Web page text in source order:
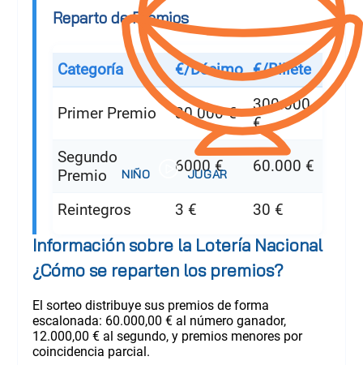
Reparto de Premios
Categoría €/Décimo €/Billete
Primer Premio 30.000 €
300.000
€
Segundo
Premio
6000 € 60.000 €
Reintegros 3 € 30 €
Información sobre la Lotería Nacional
¿Cómo se reparten los premios?
El sorteo distribuye sus premios de forma
escalonada: 60.000,00 € al número ganador,
12.000,00 € al segundo, y premios menores por
coincidencia parcial.